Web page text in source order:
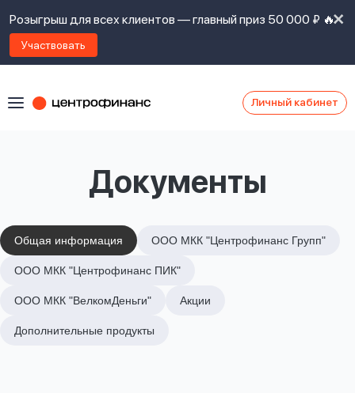
Розыгрыш для всех клиентов — главный приз 50 000 ₽ 🔥
Участвовать
Личный кабинет
Документы
Общая информация ООО МКК "Центрофинанс Групп"
ООО МКК "Центрофинанс ПИК"
ООО МКК "ВелкомДеньги" Акции
Дополнительные продукты
ознакомлен
предоставления
займов,
политикой
сайта,
согласие
обработку